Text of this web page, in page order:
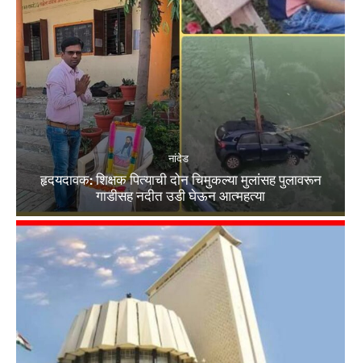
नांदेड
हृदयदावक: शिक्षक पित्याची दोन चिमुकल्या मुलांसह पुलावरून
गाडीसह नदीत उडी घेऊन आत्महत्या